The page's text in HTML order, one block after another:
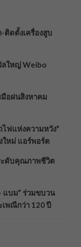
ติดตั้งเครื่องสูบ
ลใหญ่ Weibo
มือฝนสิงหาคม
ไฟแห่งความหวัง”
หม่ แอร์พอร์ต
ะดับคุณภาพชีวิต
แบม” ร่วมขบวน
พณีกว่า 120 ปี